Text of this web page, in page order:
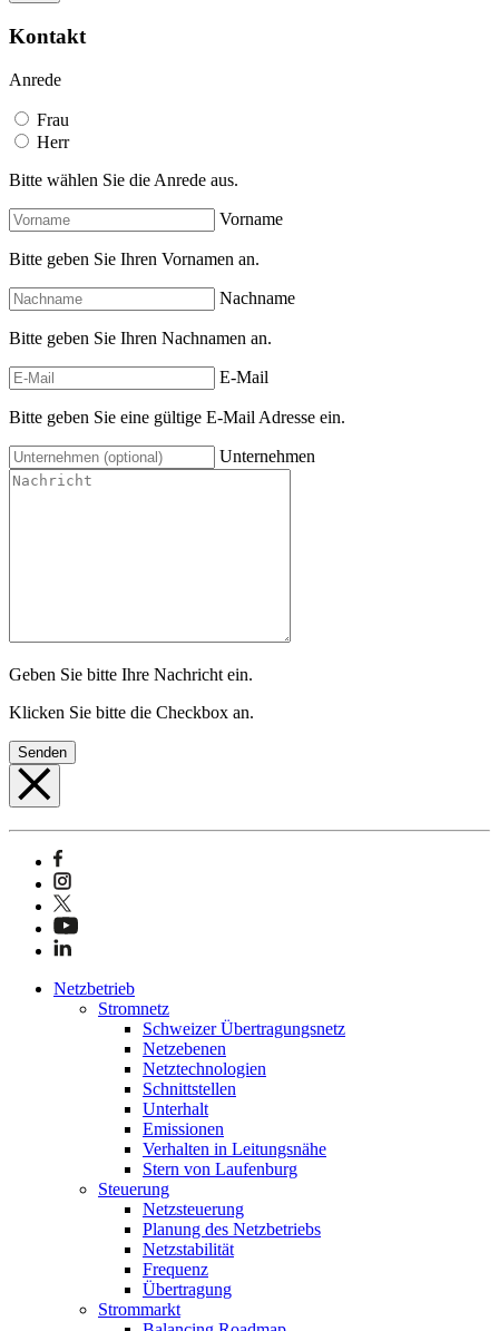
Kontakt
Anrede
Frau
Herr
Bitte wählen Sie die Anrede aus.
Vorname
Bitte geben Sie Ihren Vornamen an.
Nachname
Bitte geben Sie Ihren Nachnamen an.
E-Mail
Bitte geben Sie eine gültige E-Mail Adresse ein.
Unternehmen
Geben Sie bitte Ihre Nachricht ein.
Klicken Sie bitte die Checkbox an.
Senden
Netzbetrieb
Stromnetz
Schweizer Übertragungsnetz
Netzebenen
Netztechnologien
Schnittstellen
Unterhalt
Emissionen
Verhalten in Leitungsnähe
Stern von Laufenburg
Steuerung
Netzsteuerung
Planung des Netzbetriebs
Netzstabilität
Frequenz
Übertragung
Strommarkt